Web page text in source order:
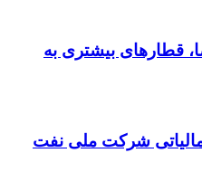
قطارهای بیشتری به
شرکت ملی نفت